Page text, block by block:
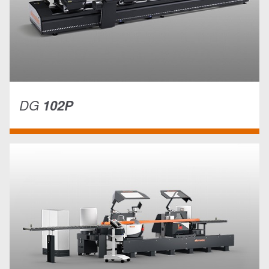
DG 102P